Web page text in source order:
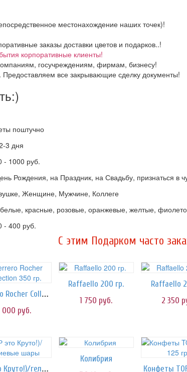
местонахождение наших точек)!
заказы доставки цветов и подарков..!
корпоративные клиенты!
госучреждениям, фирмам, бизнесу!
все закрывающие сделку документы!
поштучно
3 дня
- 1000 руб.
Рождения, на Праздник, на Свадьбу, признаться
Женщине, Мужчине, Коллеге
белые, красные, розовые, оранжевые, желтые,
- 400 руб.
C этим Подарком часто
Ferrero Rocher Collection 350 гр.
000 руб.
Raffaello 200 гр.
1 750 руб.
Raffaello
2 350
ДР это Круто!)/гелиевые шары
Колибрия